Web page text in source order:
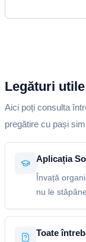
Legături utile
Aici poți consulta
pregătire cu pași
Aplicația
Învață
nu le
Toate